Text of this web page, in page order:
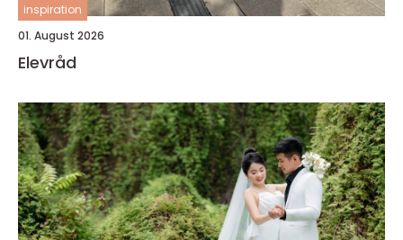
inspiration
01. August 2026
Elevråd